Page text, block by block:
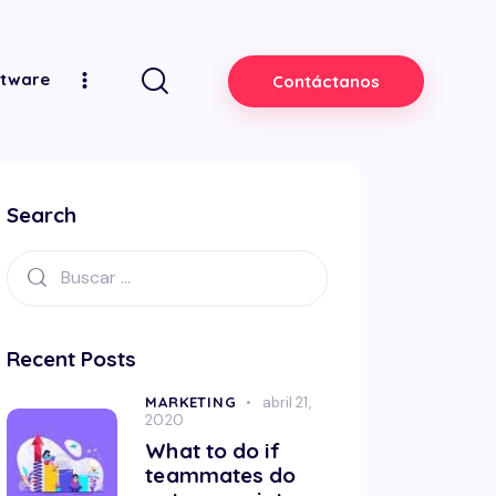
Contáctanos
Search
Recent Posts
MARKETING
abril 21,
2020
What to do if
teammates do